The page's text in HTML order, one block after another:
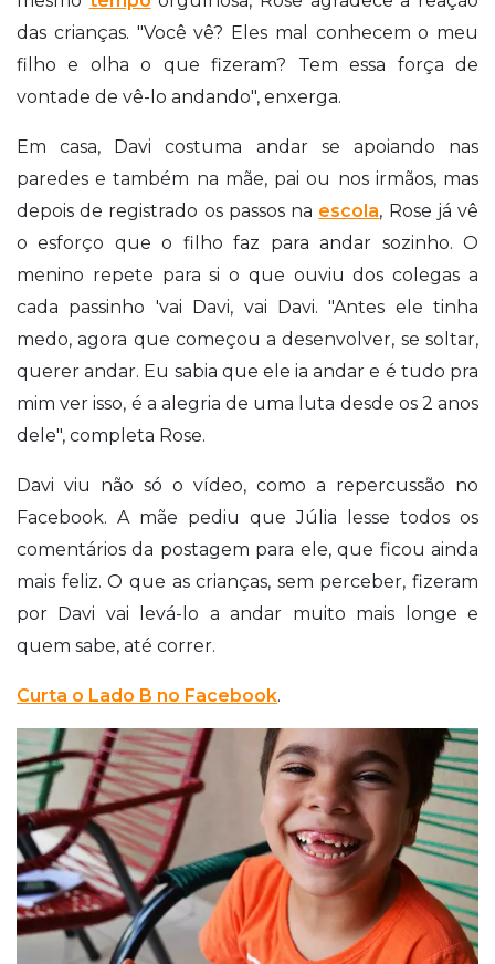
das crianças. "Você vê? Eles mal conhecem o meu
filho e olha o que fizeram? Tem essa força de
vontade de vê-lo andando", enxerga.
Em casa, Davi costuma andar se apoiando nas
paredes e também na mãe, pai ou nos irmãos, mas
depois de registrado os passos na escola, Rose já vê
o esforço que o filho faz para andar sozinho. O
menino repete para si o que ouviu dos colegas a
cada passinho 'vai Davi, vai Davi. "Antes ele tinha
medo, agora que começou a desenvolver, se soltar,
querer andar. Eu sabia que ele ia andar e é tudo pra
mim ver isso, é a alegria de uma luta desde os 2 anos
dele", completa Rose.
Davi viu não só o vídeo, como a repercussão no
Facebook. A mãe pediu que Júlia lesse todos os
comentários da postagem para ele, que ficou ainda
mais feliz. O que as crianças, sem perceber, fizeram
por Davi vai levá-lo a andar muito mais longe e
quem sabe, até correr.
Curta o Lado B no Facebook.